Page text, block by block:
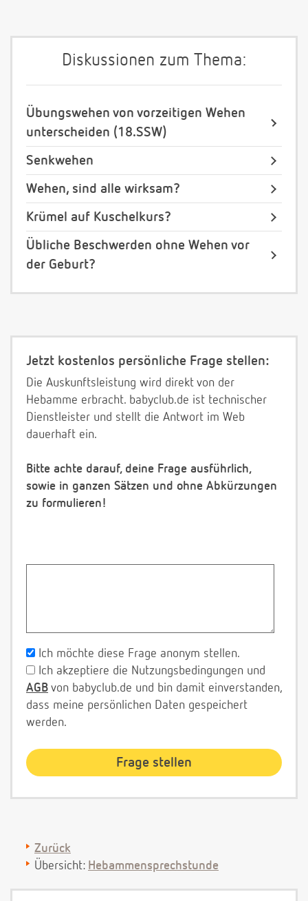
Diskussionen zum Thema:
Übungswehen von vorzeitigen Wehen
unterscheiden (18.SSW)
Senkwehen
Wehen, sind alle wirksam?
Krümel auf Kuschelkurs?
Übliche Beschwerden ohne Wehen vor
der Geburt?
Jetzt kostenlos persönliche Frage stellen:
Die Auskunftsleistung wird direkt von der
Hebamme erbracht. babyclub.de ist technischer
Dienstleister und stellt die Antwort im Web
dauerhaft ein.
Bitte achte darauf, deine Frage ausführlich,
sowie in ganzen Sätzen und ohne Abkürzungen
zu formulieren!
Ich möchte diese Frage anonym stellen.
Ich akzeptiere die Nutzungsbedingungen und
AGB von babyclub.de und bin damit einverstanden,
dass meine persönlichen Daten gespeichert
werden.
Zurück
Übersicht: Hebammensprechstunde